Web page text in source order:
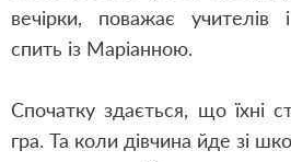
вечірки, поважає учителів
спить із Маріанною.
Спочатку здається, що їхні
гра. Та коли дівчина йде зі